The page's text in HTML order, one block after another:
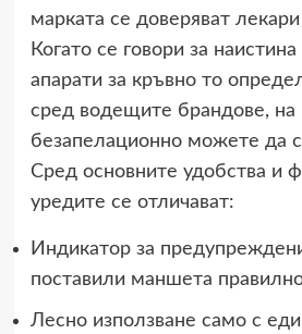
марката се доверяват
Когато се говори за
апарати за кръвно то
сред водещите брандове, на
безапелационно можете да
Сред основните удобства и
уредите се отличават:
Индикатор за
поставили маншета
Лесно използване само с